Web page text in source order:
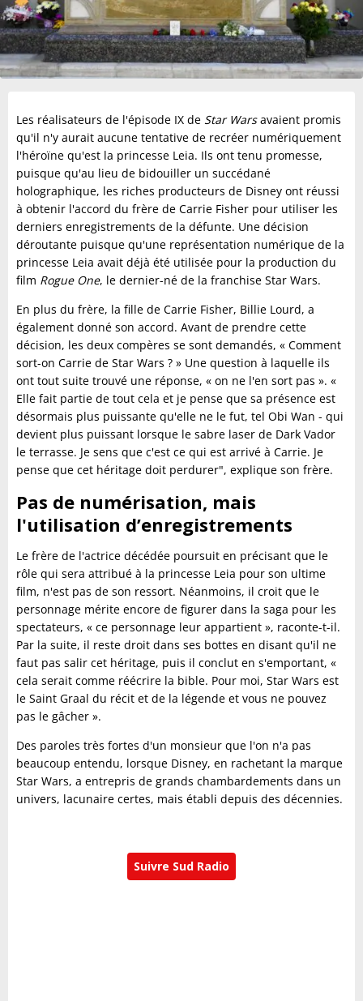
Les réalisateurs de l'épisode IX de Star Warsavaient promis
qu'il n'y aurait aucune tentative de recréer numériquement
l'héroïne qu'est la princesse Leia. Ils ont tenu promesse,
puisque qu'au lieu de bidouiller un succédané
holographique, les riches producteurs de Disney ont réussi
à obtenir l'accord du frère de Carrie Fisher pour utiliser les
derniers enregistrements de la défunte. Une décision
déroutante puisque qu'une représentation numérique de la
princesse Leia avait déjà été utilisée pour la production du
film Rogue One, le dernier-né de la franchise Star Wars.
En plus du frère, la fille de Carrie Fisher, Billie Lourd, a
également donné son accord. Avant de prendre cette
décision, les deux compères se sont demandés, « Comment
sort-on Carrie de Star Wars ? » Une question à laquelle ils
ont tout suite trouvé une réponse, « on ne l'en sort pas ». «
Elle fait partie de tout cela et je pense que sa présence est
désormais plus puissante qu'elle ne le fut, tel Obi Wan - qui
devient plus puissant lorsque le sabre laser de Dark Vador
le terrasse. Je sens que c'est ce qui est arrivé à Carrie. Je
pense que cet héritage doit perdurer", explique son frère.
Pas de numérisation, mais
l'utilisation d’enregistrements
Le frère de l'actrice décédée poursuit en précisant que le
rôle qui sera attribué à la princesse Leia pour son ultime
film, n'est pas de son ressort. Néanmoins, il croit que le
personnage mérite encore de figurer dans la saga pour les
spectateurs, « ce personnage leur appartient », raconte-t-il.
Par la suite, il reste droit dans ses bottes en disant qu'il ne
faut pas salir cet héritage, puis il conclut en s'emportant, «
cela serait comme réécrire la bible. Pour moi, Star Wars est
le Saint Graal du récit et de la légende et vous ne pouvez
pas le gâcher ».
Des paroles très fortes d'un monsieur que l'on n'a pas
beaucoup entendu, lorsque Disney, en rachetant la marque
Star Wars, a entrepris de grands chambardements dans un
univers, lacunaire certes, mais établi depuis des décennies.
Suivre Sud Radio